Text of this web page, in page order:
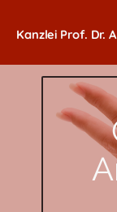
Kanzlei Prof. Dr.